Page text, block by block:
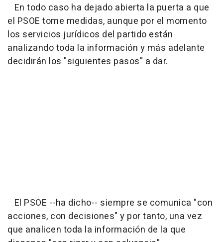
En todo caso ha dejado abierta la puerta a que
el PSOE tome medidas, aunque por el momento
los servicios jurídicos del partido están
analizando toda la información y más adelante
decidirán los "siguientes pasos" a dar.
El PSOE --ha dicho-- siempre se comunica "con
acciones, con decisiones" y por tanto, una vez
que analicen toda la información de la que